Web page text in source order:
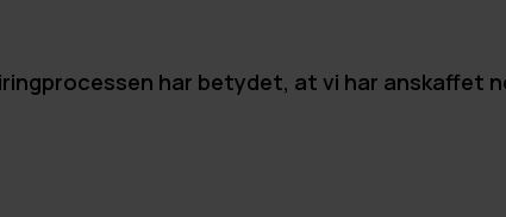
har betydet, at vi har anskaffet